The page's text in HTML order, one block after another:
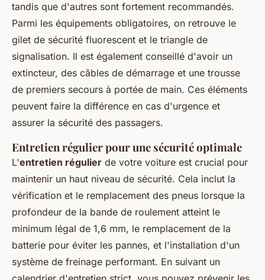
tandis que d'autres sont fortement recommandés.
Parmi les équipements obligatoires, on retrouve le
gilet de sécurité fluorescent et le triangle de
signalisation. Il est également conseillé d'avoir un
extincteur, des câbles de démarrage et une trousse
de premiers secours à portée de main. Ces éléments
peuvent faire la différence en cas d'urgence et
assurer la sécurité des passagers.
Entretien régulier pour une sécurité optimale
L'entretien régulier de votre voiture est crucial pour
maintenir un haut niveau de sécurité. Cela inclut la
vérification et le remplacement des pneus lorsque la
profondeur de la bande de roulement atteint le
minimum légal de 1,6 mm, le remplacement de la
batterie pour éviter les pannes, et l'installation d'un
système de freinage performant. En suivant un